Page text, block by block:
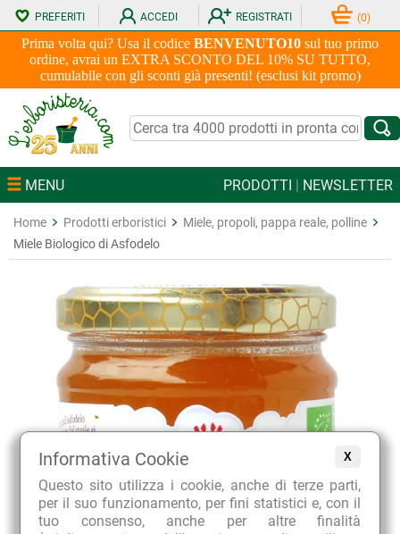
X
Informativa Cookie
Questo sito utilizza i cookie, anche di terze parti,
per il suo funzionamento, per fini statistici e, con il
tuo consenso, anche per altre finalità
Prima volta qui? Usa il codice BENVENUTO10 sul tuo primo
ordine, avrai un EXTRA SCONTO DEL 10% SU TUTTO,
cumulabile con gli sconti già presenti! (esclusi kit promo)
PREFERITI ACCEDI REGISTRATI (0)
MENU PRODOTTI | NEWSLETTER
Home Prodotti erboristici
Miele, propoli, pappa reale, polline
Miele Biologico di Asfodelo